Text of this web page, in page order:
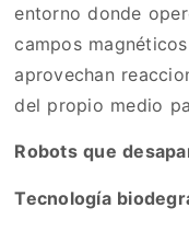
entorno donde
campos
aprovechan
del propio medio
Robots que
Tecnología